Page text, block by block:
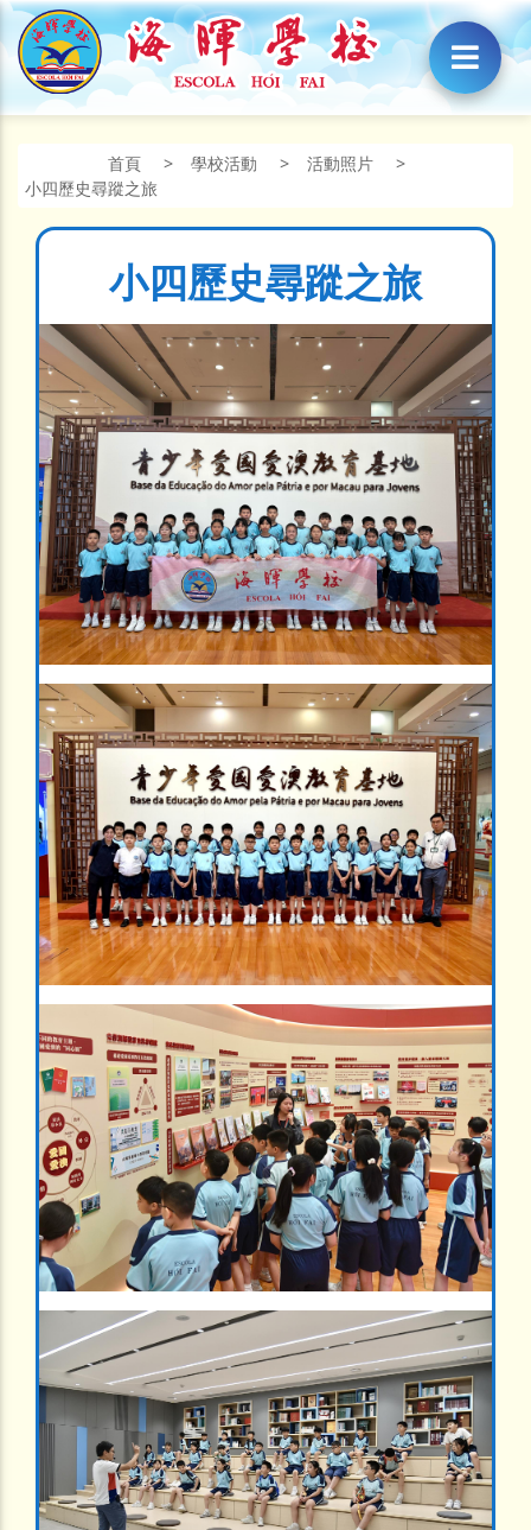
首頁 > 學校活動 > 活動照片
>
小四歷史尋蹤之旅
小四歷史尋蹤之旅